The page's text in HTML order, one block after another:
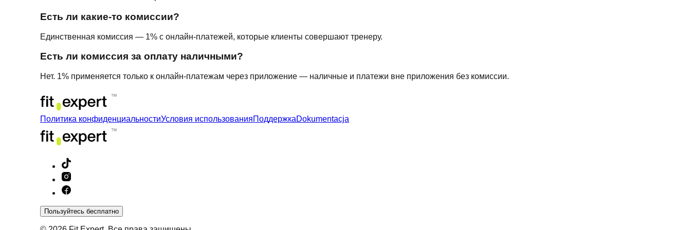
Есть ли какие-то комиссии?
Единственная комиссия — 1% с онлайн-платежей, которые клиенты совершают тренеру.
Есть ли комиссия за оплату наличными?
Нет. 1% применяется только к онлайн-платежам через приложение — наличные и платежи вне приложения без комиссии.
Политика конфиденциальностиУсловия использованияПоддержкаDokumentacja
Пользуйтесь бесплатно